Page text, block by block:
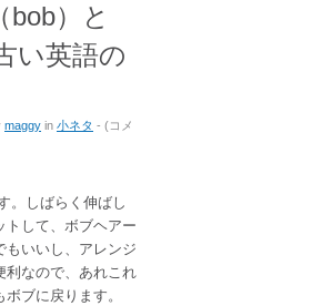
bob）と
い英語の
maggy in 小ネタ - (ボコメ
。しばらく伸ばし
トして、ボブヘアー
もいいし、アレンジ
利なので、あれこれ
ブに戻ります。